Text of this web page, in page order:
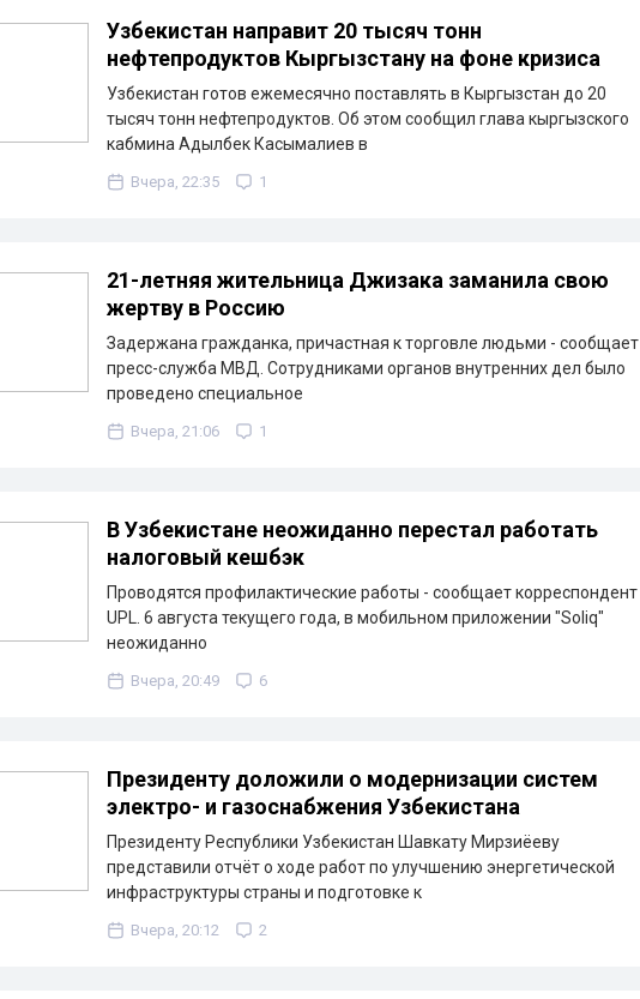
Узбекистан направит 20 тысяч тонн
нефтепродуктов Кыргызстану на фоне кризиса
Узбекистан готов ежемесячно поставлять в Кыргызстан до 20
тысяч тонн нефтепродуктов. Об этом сообщил глава кыргызского
кабмина Адылбек Касымалиев в
Вчера, 22:35 1
21-летняя жительница Джизака заманила свою
жертву в Россию
Задержана гражданка, причастная к торговле людьми - сообщает
пресс-служба МВД. Сотрудниками органов внутренних дел было
проведено специальное
Вчера, 21:06 1
В Узбекистане неожиданно перестал работать
налоговый кешбэк
Проводятся профилактические работы - сообщает корреспондент
UPL. 6 августа текущего года, в мобильном приложении "Soliq"
неожиданно
Вчера, 20:49 6
Президенту доложили о модернизации систем
электро- и газоснабжения Узбекистана
Президенту Республики Узбекистан Шавкату Мирзиёеву
представили отчёт о ходе работ по улучшению энергетической
инфраструктуры страны и подготовке к
Вчера, 20:12 2